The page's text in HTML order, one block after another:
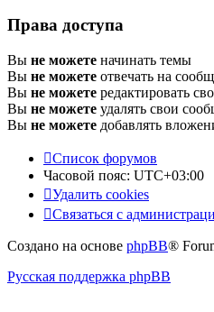
Права доступа
Вы не можете начинать темы
Вы не можете отвечать на
Вы не можете редактировать
Вы не можете удалять свои
Вы не можете добавлять
Список форумов
Часовой пояс: UTC+03:00
Удалить cookies
Связаться с
Создано на основе phpBB®
Русская поддержка phpBB